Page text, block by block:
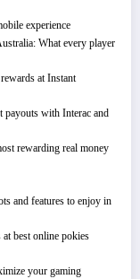
experience
What every player
at Instant
payouts with Interac and
rewarding real money
and features to enjoy in
best online pokies
your gaming